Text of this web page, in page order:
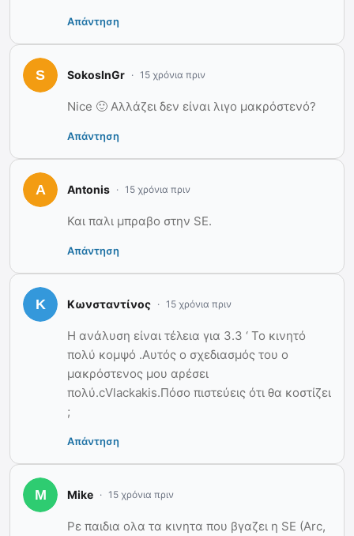
Απάντηση
SokosInGr 15 χρόνια πριν
Nice 🙂 Αλλάζει δεν είναι λιγο μακρόστενό?
Απάντηση
Antonis 15 χρόνια πριν
Και παλι μπραβο στην SE.
Απάντηση
Κωνσταντίνος 15 χρόνια πριν
Η ανάλυση είναι τέλεια για 3.3 ‘ Το κινητό
πολύ κομψό .Αυτός ο σχεδιασμός του ο
μακρόστενος μου αρέσει
πολύ.cVlackakis.Πόσο πιστεύεις ότι θα κοστίζει
;
Απάντηση
Mike 15 χρόνια πριν
Ρε παιδια ολα τα κινητα που βγαζει η SE (Arc,